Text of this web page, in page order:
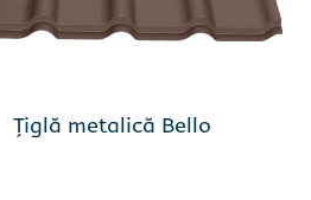
Țiglă metalică Bello